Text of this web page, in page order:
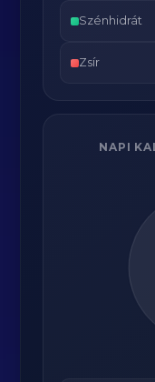
Szénhidrát
Zsír
NAPI